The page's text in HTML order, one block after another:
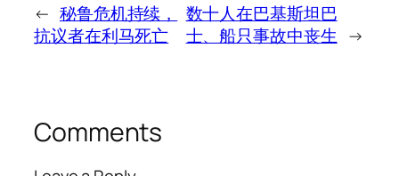
← 秘鲁危机持续，
抗议者在利马死亡
数十人在巴基斯坦巴
士、船只事故中丧生 →
Comments